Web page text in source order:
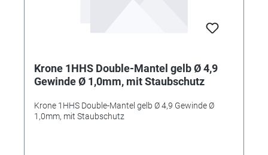
Krone 1HHS Double-Mantel gelb Ø 4,9
Gewinde Ø 1,0mm, mit Staubschutz
Krone 1HHS Double-Mantel gelb Ø 4,9 Gewinde Ø
1,0mm, mit Staubschutz